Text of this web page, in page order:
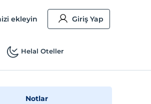
ekleyin Giriş Yap
Helal Oteller
Notlar